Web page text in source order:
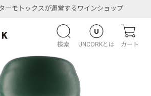
ーモトックスが運営するワインショップ
検索 UNCORKとは カート